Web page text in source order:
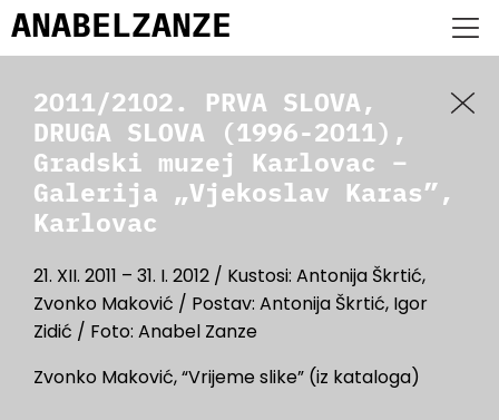
ANABELZANZE
2011/2102. PRVA SLOVA,
DRUGA SLOVA (1996-2011),
Gradski muzej Karlovac –
Galerija „Vjekoslav Karas”,
Karlovac
21. XII. 2011 – 31. I. 2012 / Kustosi: Antonija Škrtić,
Zvonko Maković / Postav: Antonija Škrtić, Igor
Zidić / Foto: Anabel Zanze
Zvonko Maković, “Vrijeme slike” (iz kataloga)